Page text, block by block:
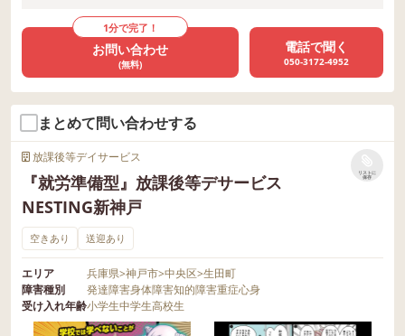
1分で完了！
お問い合わせ
(無料)
電話で聞く
050-3172-4952
まとめて問い合わせする
放課後等デイサービス
『就労準備型』放課後等デサービス
NESTING新神戸
リストに
保存
空きあり 送迎あり
エリア 兵庫県>神戸市>中央区>生田町
障害種別
発達障害身体障害知的障害重症心身
受け入れ年齢小学生中学生高校生